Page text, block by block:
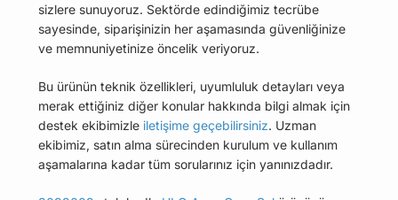
sizlere sunuyoruz. Sektörde edindiğimiz tecrübe
sayesinde, siparişinizin her aşamasında güvenliğinize
ve memnuniyetinize öncelik veriyoruz.
Bu ürünün teknik özellikleri, uyumluluk detayları veya
merak ettiğiniz diğer konular hakkında bilgi almak için
destek ekibimizle iletişime geçebilirsiniz. Uzman
ekibimiz, satın alma sürecinden kurulum ve kullanım
aşamalarına kadar tüm sorularınız için yanınızdadır.